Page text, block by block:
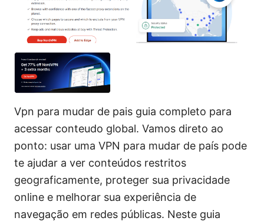
Vpn para mudar de pais guia completo para
acessar conteudo global. Vamos direto ao
ponto: usar uma VPN para mudar de país pode
te ajudar a ver conteúdos restritos
geograficamente, proteger sua privacidade
online e melhorar sua experiência de
navegação em redes públicas. Neste guia